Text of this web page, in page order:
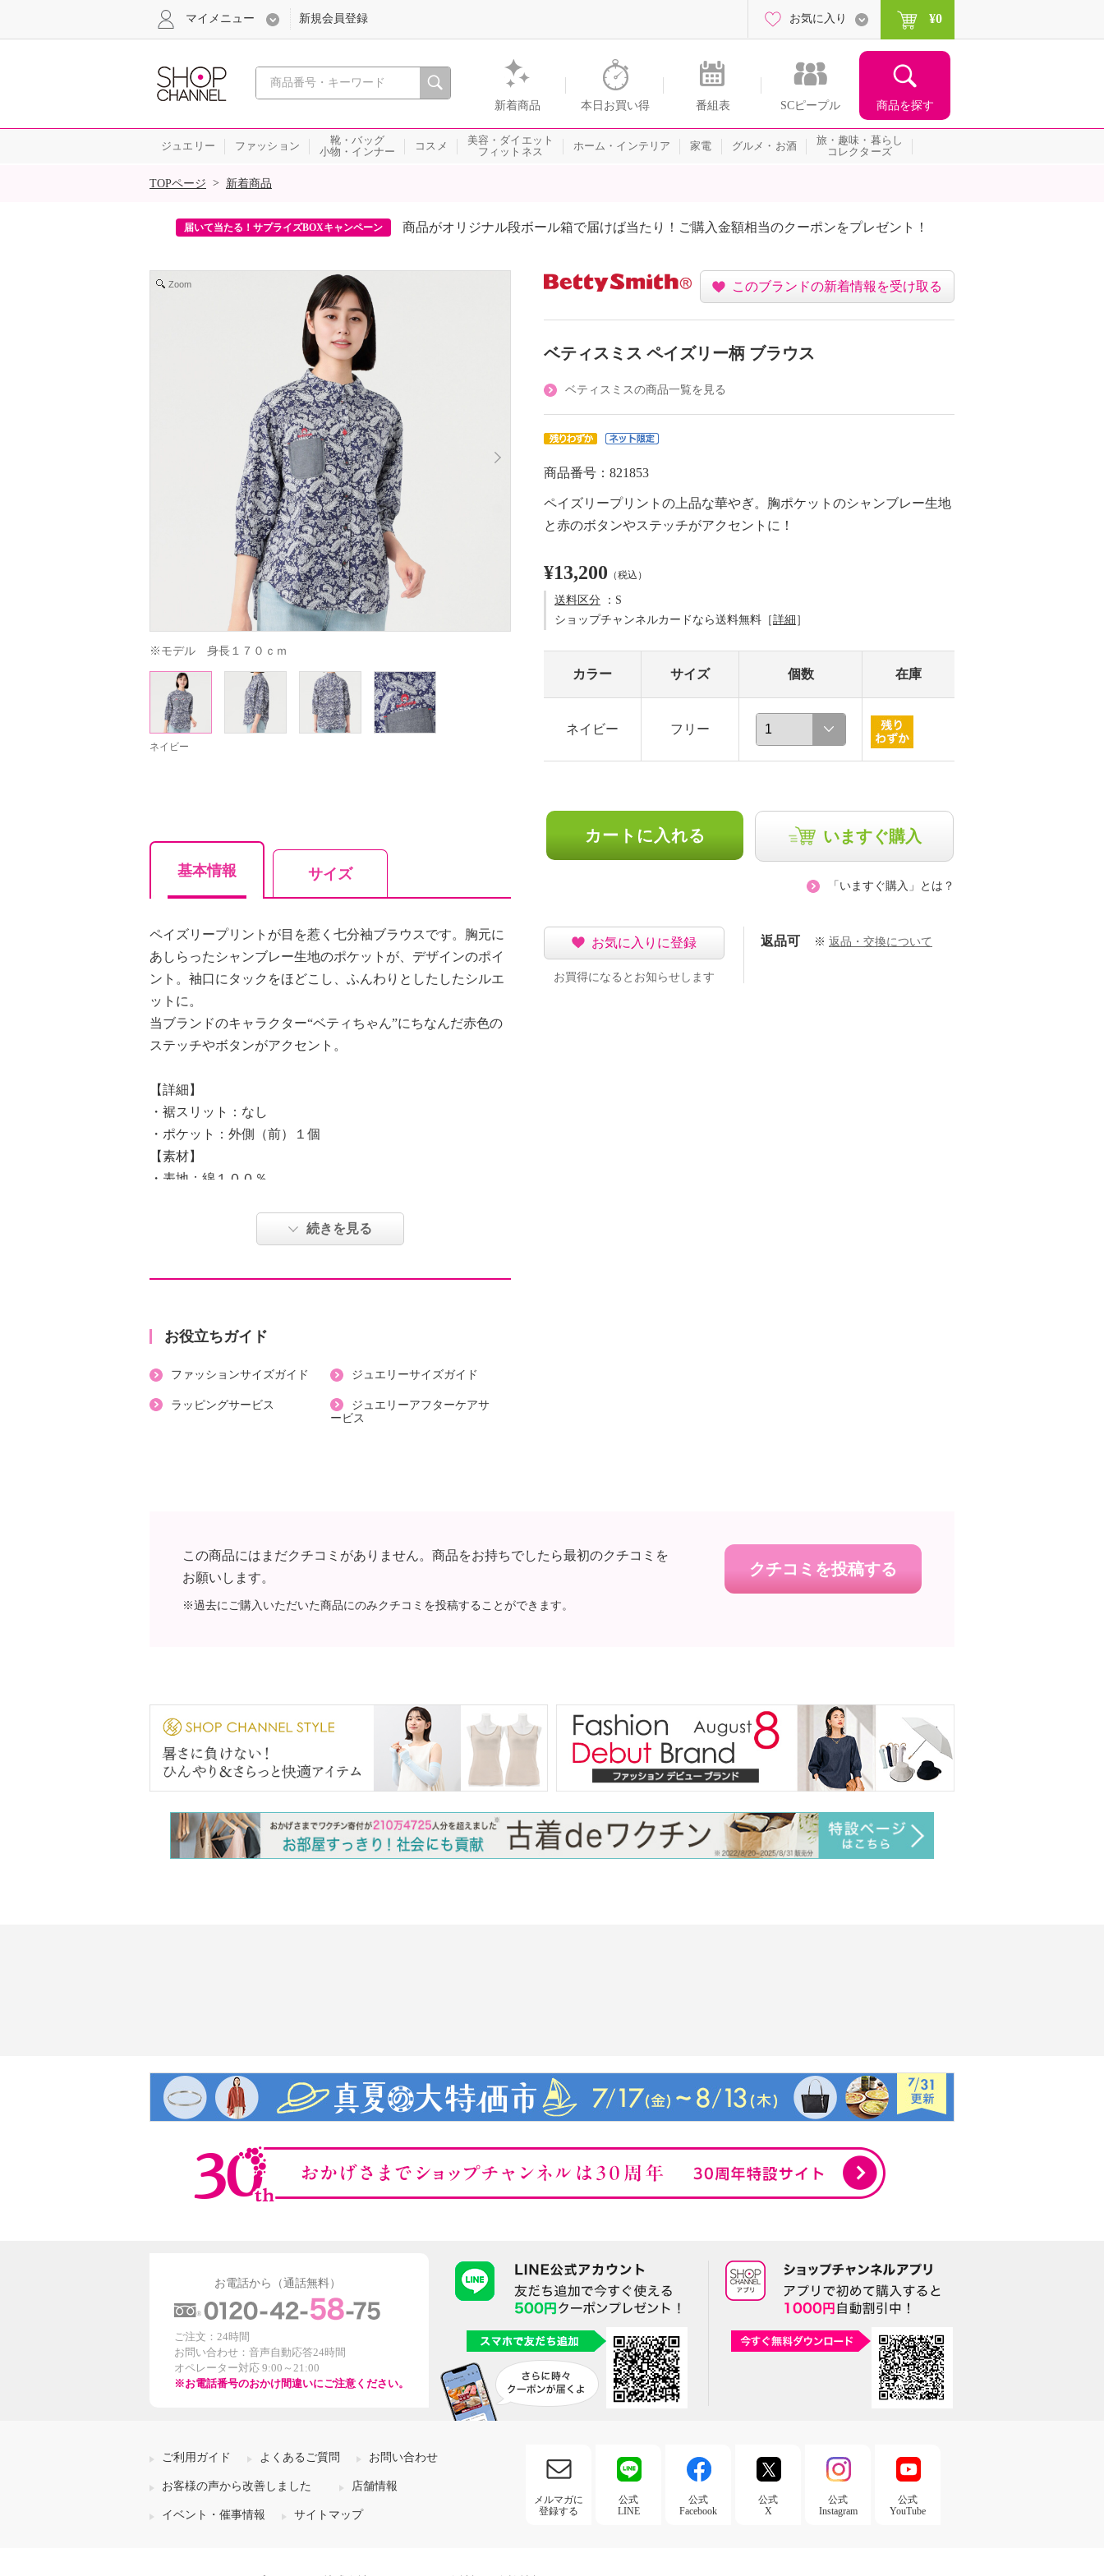
心おどる、瞬間を。通販・テレビショッピングのショップチャンネル
新着商品 本日お買い得 番組表 SCピープル 商品を探す
マイメニュー 新規会員登録 お気に入り ¥0
ジュエリー ファッション
靴・バッグ
小物・インナー
コスメ
美容・ダイエット
フィットネス
ホーム・インテリア 家電 グルメ・お酒
旅・趣味・暮らし
コレクターズ
SALE
TOPページ > 新着商品
届いて当たる！サプライズBOXキャンペーン 商品がオリジナル段ボール箱で届けば当たり！ご購入金額相当のクーポンをプレゼント！
Zoom
※モデル　身長１７０ｃｍ
ネイビー
基本情報 サイズ
ペイズリープリントが目を惹く七分袖ブラウスです。胸元に
あしらったシャンブレー生地のポケットが、デザインのポイ
ント。袖口にタックをほどこし、ふんわりとしたしたシルエ
ットに。
当ブランドのキャラクター“ベティちゃん”にちなんだ赤色の
ステッチやボタンがアクセント。
【詳細】
・裾スリット：なし
・ポケット：外側（前）１個
【素材】
・表地：綿１００％
・漂白処理：塩素系・酸素系漂白不可
・ドライクリーニング：石油系ドライクリーニング可
・個体差あり
【原産国（地）】
続きを見る
お役立ちガイド
ファッションサイズガイド ジュエリーサイズガイド
ラッピングサービス
ジュエリーアフターケアサ
ービス
このブランドの新着情報を受け取る
ベティスミス ペイズリー柄 ブラウス
ベティスミスの商品一覧を見る
商品番号：821853
ペイズリープリントの上品な華やぎ。胸ポケットのシャンブレー生地
と赤のボタンやステッチがアクセントに！
¥13,200 （税込）
送料区分 ：S
ショップチャンネルカードなら送料無料［詳細 ］
カラー サイズ 個数 在庫
ネイビー フリー
カートに入れる いますぐ購入
「いますぐ購入」とは？
お気に入りに登録
お買得になるとお知らせします
返品可 ※ 返品・交換について
クチコミを投稿する
この商品にはまだクチコミがありません。商品をお持ちでしたら最初のクチコミを
お願いします。
※過去にご購入いただいた商品にのみクチコミを投稿することができます。
お電話から（通話無料）
ご注文：24時間
お問い合わせ：音声自動応答24時間
オペレーター対応 9:00～21:00
※お電話番号のおかけ間違いにご注意ください。
ご利用ガイド よくあるご質問 お問い合わせ
お客様の声から改善しました 店舗情報
イベント・催事情報 サイトマップ
メルマガに
登録する
公式
LINE
公式
Facebook
公式
X
公式
Instagram
公式
YouTube